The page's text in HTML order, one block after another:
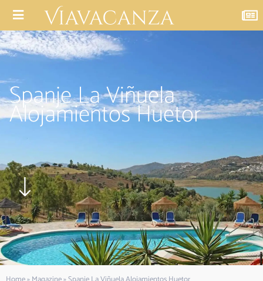
Spanje La Viñuela
Alojamientos Huetor